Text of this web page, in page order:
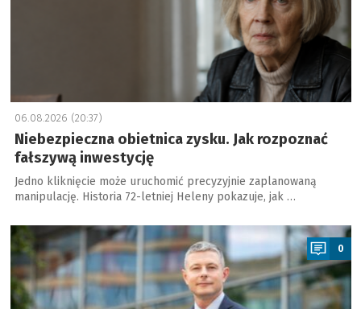
06.08.2026 (20:37)
Niebezpieczna obietnica zysku. Jak rozpoznać
fałszywą inwestycję
Jedno kliknięcie może uruchomić precyzyjnie zaplanowaną
manipulację. Historia 72-letniej Heleny pokazuje, jak …
a
0